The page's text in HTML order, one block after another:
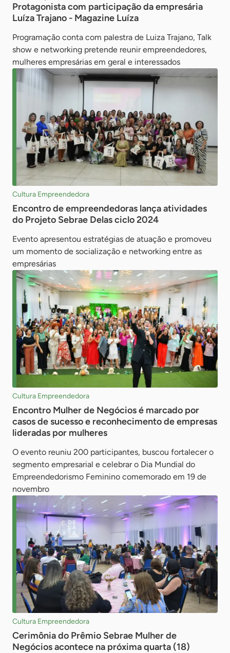
Protagonista com participação da empresária
Luíza Trajano - Magazine Luíza
Programação conta com palestra de Luiza Trajano, Talk
show e networking pretende reunir empreendedores,
mulheres empresárias em geral e interessados
Cultura Empreendedora
Encontro de empreendedoras lança atividades
do Projeto Sebrae Delas ciclo 2024
Evento apresentou estratégias de atuação e promoveu
um momento de socialização e networking entre as
empresárias
Cultura Empreendedora
Encontro Mulher de Negócios é marcado por
casos de sucesso e reconhecimento de empresas
lideradas por mulheres
O evento reuniu 200 participantes, buscou fortalecer o
segmento empresarial e celebrar o Dia Mundial do
Empreendedorismo Feminino comemorado em 19 de
novembro
Cultura Empreendedora
Cerimônia do Prêmio Sebrae Mulher de
Negócios acontece na próxima quarta (18)